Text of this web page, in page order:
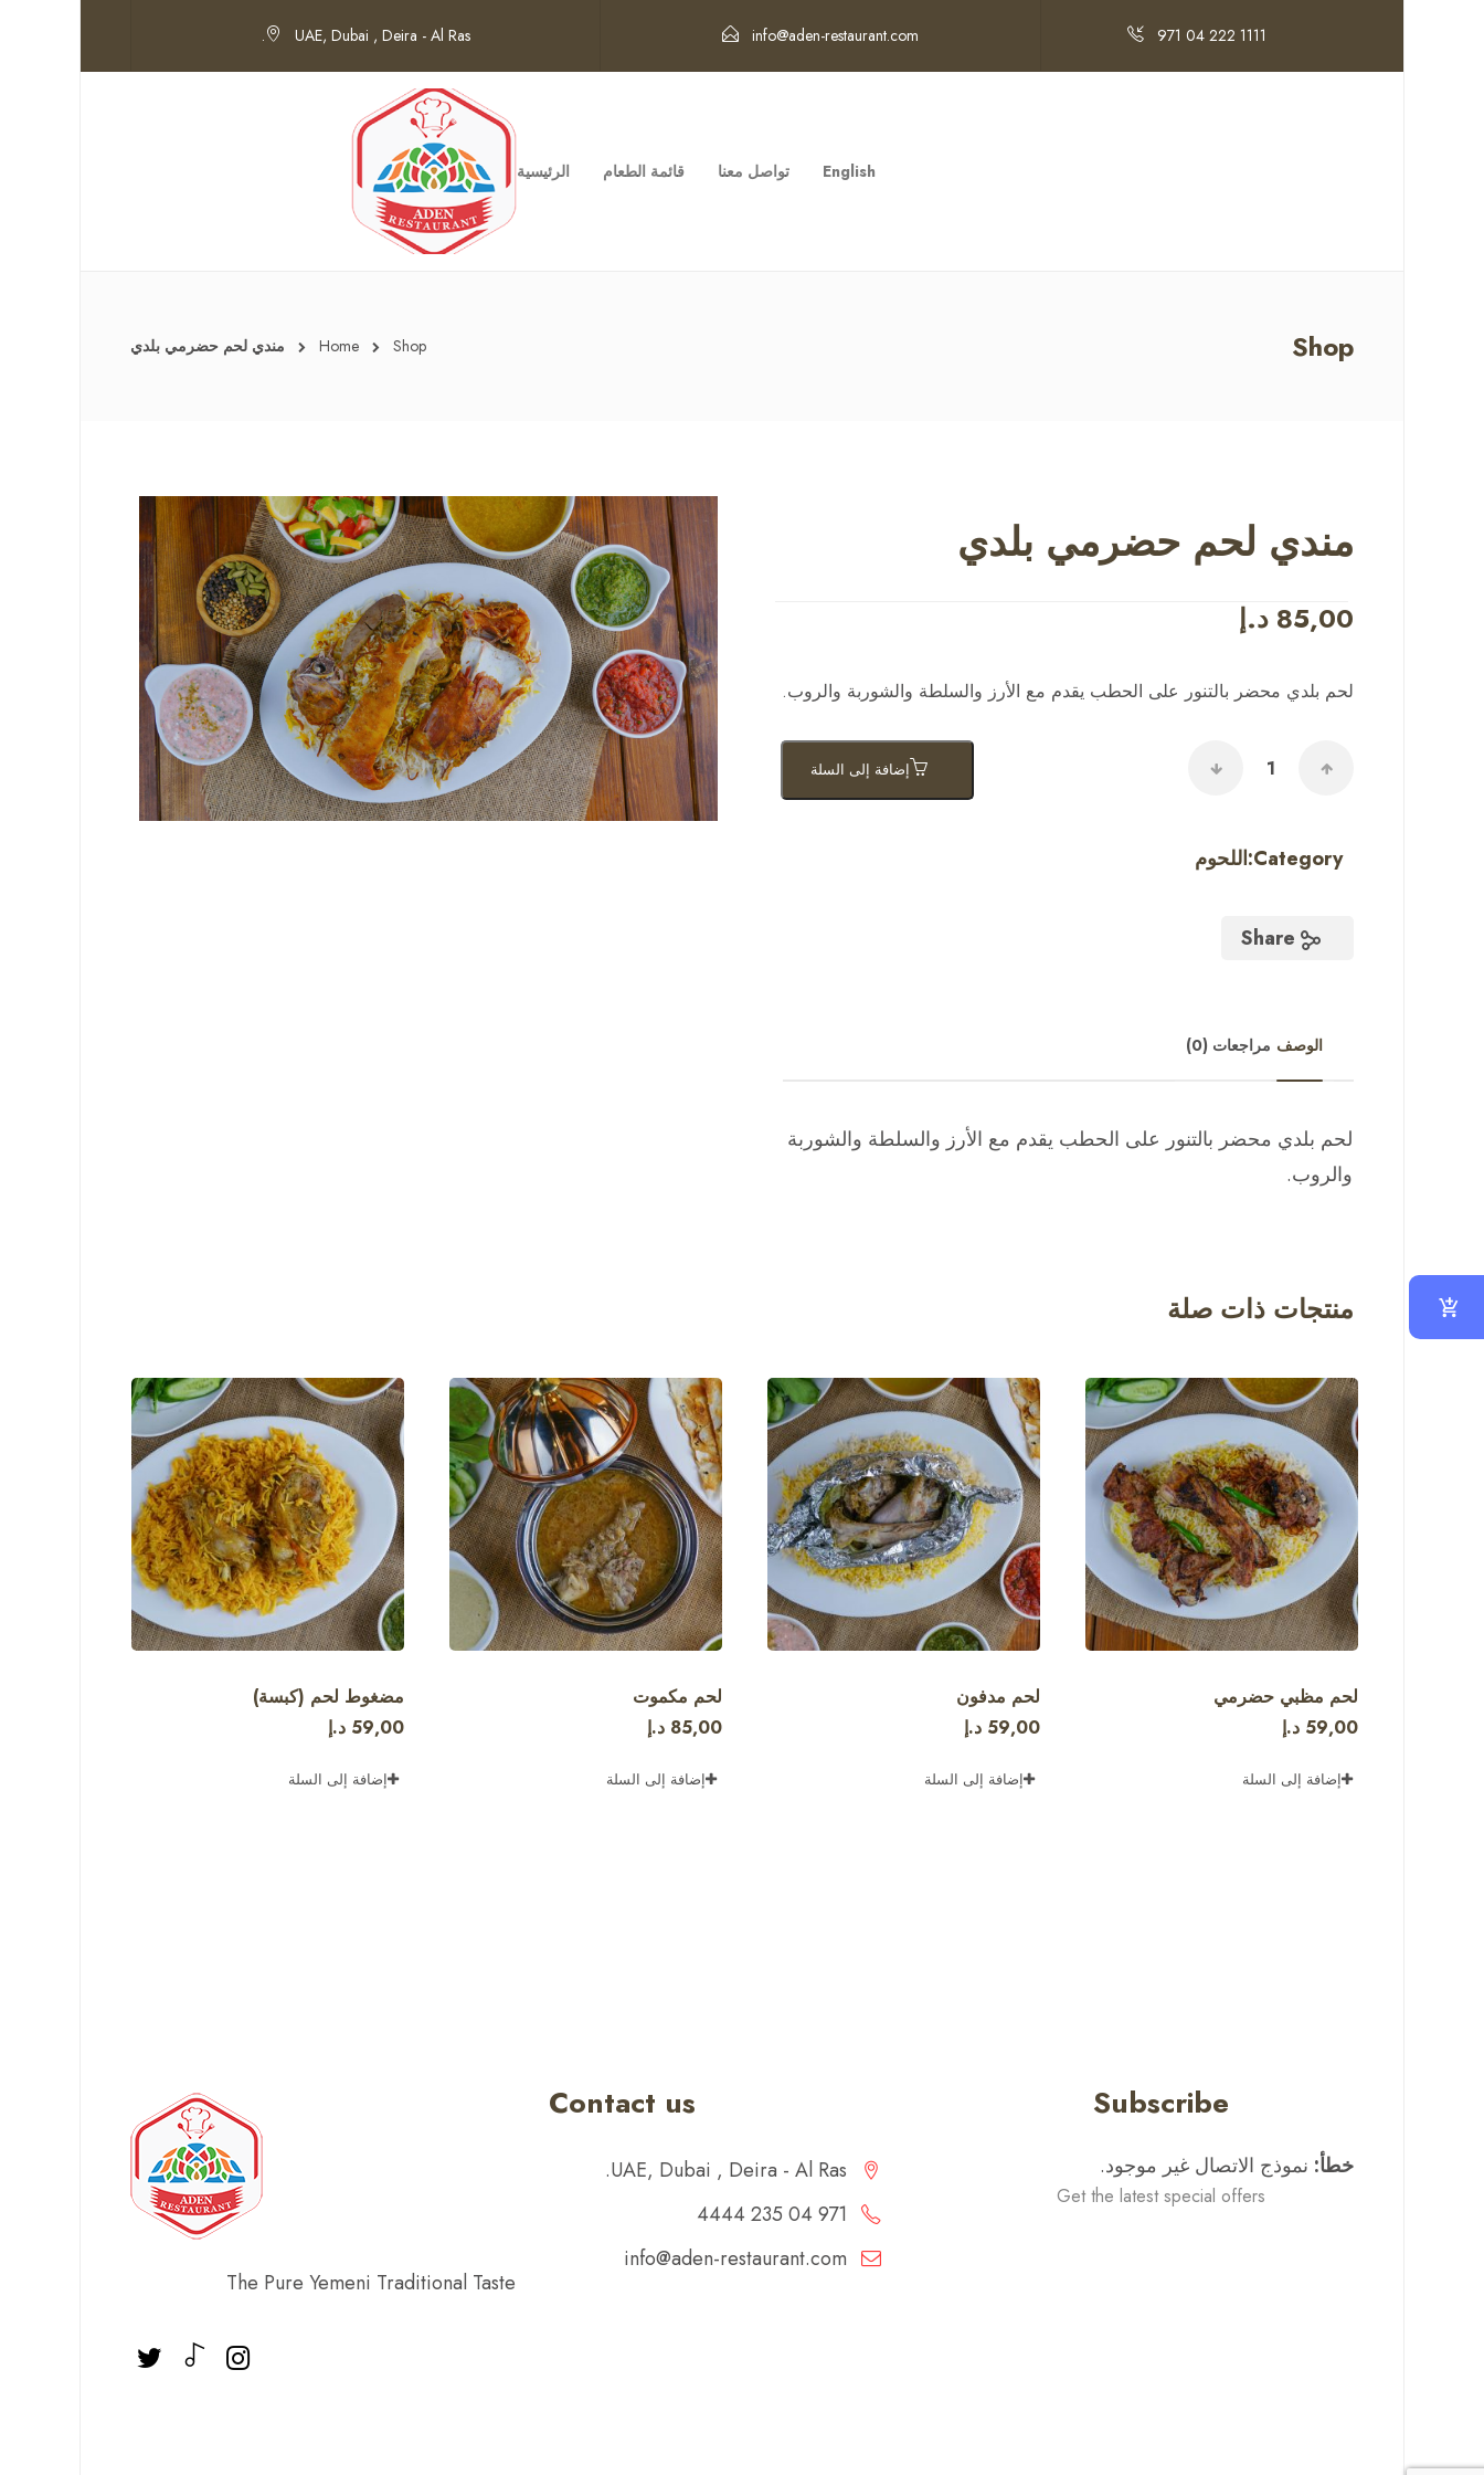
971 04 222 1111
info@aden-restaurant.com
UAE, Dubai , Deira - Al Ras.
الرئيسية قائمة الطعام تواصل معنا English
Shop
Home Shop مندي لحم حضرمي بلدي
مندي لحم حضرمي بلدي
85,00 د.إ
لحم بلدي محضر بالتنور على الحطب يقدم مع الأرز والسلطة والشوربة والروب.
إضافة إلى السلة
Category: اللحوم
Share
الوصف مراجعات (0)
لحم بلدي محضر بالتنور على الحطب يقدم مع الأرز والسلطة والشوربة
والروب.
منتجات ذات صلة
لحم مظبي حضرمي
59,00 د.إ
إضافة إلى السلة
لحم مدفون
59,00 د.إ
إضافة إلى السلة
لحم مكموت
85,00 د.إ
إضافة إلى السلة
مضغوط لحم (كبسة)
59,00 د.إ
إضافة إلى السلة
The Pure Yemeni Traditional Taste
Contact us
UAE, Dubai , Deira - Al Ras.
971 04 235 4444
info@aden-restaurant.com
Subscribe
خطأ: نموذج الاتصال غير موجود.
Get the latest special offers